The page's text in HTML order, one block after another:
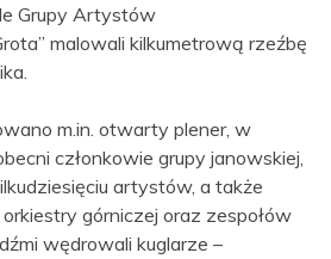
Grupy Artystów
malowali kilkumetrową rzeźbę
m.in. otwarty plener, w
członkowie grupy janowskiej,
artystów, a także
górniczej oraz zespołów
wędrowali kuglarze –